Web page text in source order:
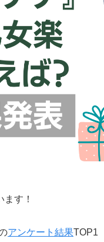
す！
アンケート結果TOP1